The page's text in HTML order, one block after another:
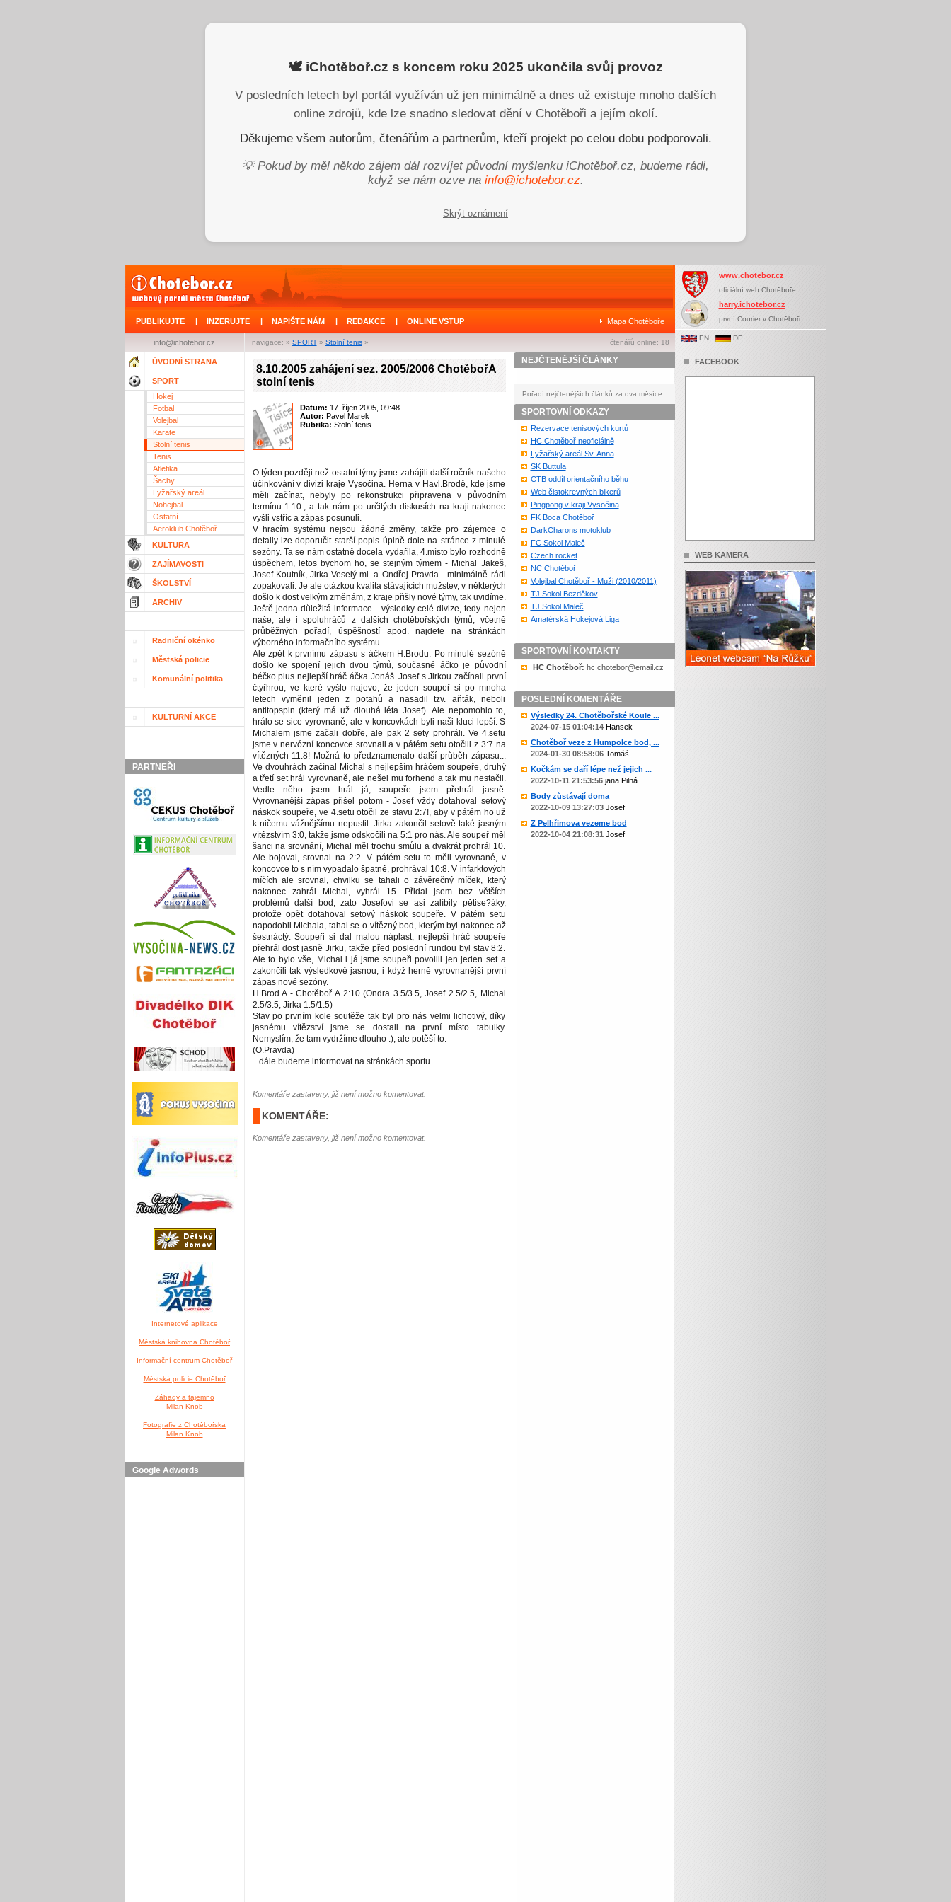
🕊️ iChotěboř.cz s koncem roku 2025 ukončila svůj provoz
V posledních letech byl portál využíván už jen minimálně a dnes už existuje mnoho dalších
online zdrojů, kde lze snadno sledovat dění v Chotěboři a jejím okolí.
Děkujeme všem autorům, čtenářům a partnerům, kteří projekt po celou dobu podporovali.
💡 Pokud by měl někdo zájem dál rozvíjet původní myšlenku iChotěboř.cz, budeme rádi,
když se nám ozve na info@ichotebor.cz.
Skrýt oznámení
PUBLIKUJTE | INZERUJTE | NAPIŠTE NÁM | REDAKCE | ONLINE VSTUP Mapa Chotěboře
navigace: » SPORT» Stolní tenis» čtenářů online: 18
info@ichotebor.cz
ÚVODNÍ STRANA
SPORT
Hokej
Fotbal
Volejbal
Karate
Stolní tenis
Tenis
Atletika
Šachy
Lyžařský areál
Nohejbal
Ostatní
Aeroklub Chotěboř
KULTURA
ZAJÍMAVOSTI
ŠKOLSTVÍ
ARCHIV
Radniční okénko
Městská policie
Komunální politika
KULTURNÍ AKCE
PARTNEŘI
Internetové aplikace
Městská knihovna Chotěboř
Informační centrum Chotěboř
Městská policie Chotěboř
Záhady a tajemno
Milan Knob
Fotografie z Chotěbořska
Milan Knob
Google Adwords
8.10.2005 zahájení sez. 2005/2006 ChotěbořA
stolní tenis
Datum: 17. říjen 2005, 09:48
Autor: Pavel Marek
Rubrika: Stolní tenis
O týden později než ostatní týmy jsme zahájili další ročník našeho
účinkování v divizi kraje Vysočina. Herna v Havl.Brodě, kde jsme
měli začínat, nebyly po rekonstrukci připravena v původním
termínu 1.10., a tak nám po určitých diskusích na kraji nakonec
vyšli vstříc a zápas posunuli.
V hracím systému nejsou žádné změny, takže pro zájemce o
detaily lze doporučit starší popis úplně dole na stránce z minulé
sezóny. Ta se nám ostatně docela vydařila, 4.místo bylo rozhodně
úspěchem, letos bychom ho, se stejným týmem - Michal Jakeš,
Josef Koutník, Jirka Veselý ml. a Ondřej Pravda - minimálně rádi
zopakovali. Je ale otázkou kvalita stávajících mužstev, v některých
došlo k dost velkým změnám, z kraje přišly nové týmy, tak uvidíme.
Ještě jedna důležitá informace - výsledky celé divize, tedy nejen
naše, ale i spoluhráčů z dalších chotěbořských týmů, včetně
průběžných pořadí, úspěšností apod. najdete na stránkách
výborného informačního systému.
Ale zpět k prvnímu zápasu s áčkem H.Brodu. Po minulé sezóně
došlo ke spojení jejich dvou týmů, současné áčko je původní
béčko plus nejlepší hráč áčka Jonáš. Josef s Jirkou začínali první
čtyřhrou, ve které vyšlo najevo, že jeden soupeř si po mnoha
letech vyměnil jeden z potahů a nasadil tzv. aňták, neboli
antitopspin (který má už dlouhá léta Josef). Ale nepomohlo to,
hrálo se sice vyrovnaně, ale v koncovkách byli naši kluci lepší. S
Michalem jsme začali dobře, ale pak 2 sety prohráli. Ve 4.setu
jsme v nervózní koncovce srovnali a v pátém setu otočili z 3:7 na
vítězných 11:8! Možná to předznamenalo další průběh zápasu...
Ve dvouhrách začínal Michal s nejlepším hráčem soupeře, druhý
a třetí set hrál vyrovnaně, ale nešel mu forhend a tak mu nestačil.
Vedle něho jsem hrál já, soupeře jsem přehrál jasně.
Vyrovnanější zápas přišel potom - Josef vždy dotahoval setový
náskok soupeře, ve 4.setu otočil ze stavu 2:7!, aby v pátém ho už
k ničemu vážnějšímu nepustil. Jirka zakončil setově také jasným
vítězstvím 3:0, takže jsme odskočili na 5:1 pro nás. Ale soupeř měl
šanci na srovnání, Michal měl trochu smůlu a dvakrát prohrál 10.
Ale bojoval, srovnal na 2:2. V pátém setu to měli vyrovnané, v
koncovce to s ním vypadalo špatně, prohrával 10:8. V infarktových
míčích ale srovnal, chvilku se tahali o závěrečný míček, který
nakonec zahrál Michal, vyhrál 15. Přidal jsem bez větších
problémů další bod, zato Josefovi se asi zalíbily pětise?áky,
protože opět dotahoval setový náskok soupeře. V pátém setu
napodobil Michala, tahal se o vítězný bod, kterým byl nakonec až
šestnáctý. Soupeři si dal malou náplast, nejlepší hráč soupeře
přehrál dost jasně Jirku, takže před poslední rundou byl stav 8:2.
Ale to bylo vše, Michal i já jsme soupeři povolili jen jeden set a
zakončili tak výsledkově jasnou, i když herně vyrovnanější první
zápas nové sezóny.
H.Brod A - Chotěboř A 2:10 (Ondra 3.5/3.5, Josef 2.5/2.5, Michal
2.5/3.5, Jirka 1.5/1.5)
Stav po prvním kole soutěže tak byl pro nás velmi lichotivý, díky
jasnému vítězství jsme se dostali na první místo tabulky.
Nemyslím, že tam vydržíme dlouho :), ale potěší to.
(O.Pravda)
...dále budeme informovat na stránkách sportu
Komentáře zastaveny, již není možno komentovat.
KOMENTÁŘE:
Komentáře zastaveny, již není možno komentovat.
NEJČTENĚJŠÍ ČLÁNKY
Pořadí nejčtenějších článků za dva měsíce.
SPORTOVNÍ ODKAZY
Rezervace tenisových kurtů
HC Chotěboř neoficiálně
Lyžařský areál Sv. Anna
SK Buttula
CTB oddíl orientačního běhu
Web čistokrevných bikerů
Pingpong v kraji Vysočina
FK Boca Chotěboř
DarkCharons motoklub
FC Sokol Maleč
Czech rocket
NC Chotěboř
Volejbal Chotěboř - Muži (2010/2011)
TJ Sokol Bezděkov
TJ Sokol Maleč
Amatérská Hokejová Liga
SPORTOVNÍ KONTAKTY
HC Chotěboř: zc.liame@robetohc.ch
POSLEDNÍ KOMENTÁŘE
Výsledky 24. Chotěbořské Koule ...
2024-07-15 01:04:14Hansek
Chotěboř veze z Humpolce bod, ...
2024-01-30 08:58:06Tomáš
Kočkám se daří lépe než jejich ...
2022-10-11 21:53:56jana Pilná
Body zůstávají doma
2022-10-09 13:27:03Josef
Z Pelhřimova vezeme bod
2022-10-04 21:08:31 Josef
www.chotebor.cz
oficiální web Chotěboře
harry.ichotebor.cz
první Courier v Chotěboři
EN DE
FACEBOOK
WEB KAMERA